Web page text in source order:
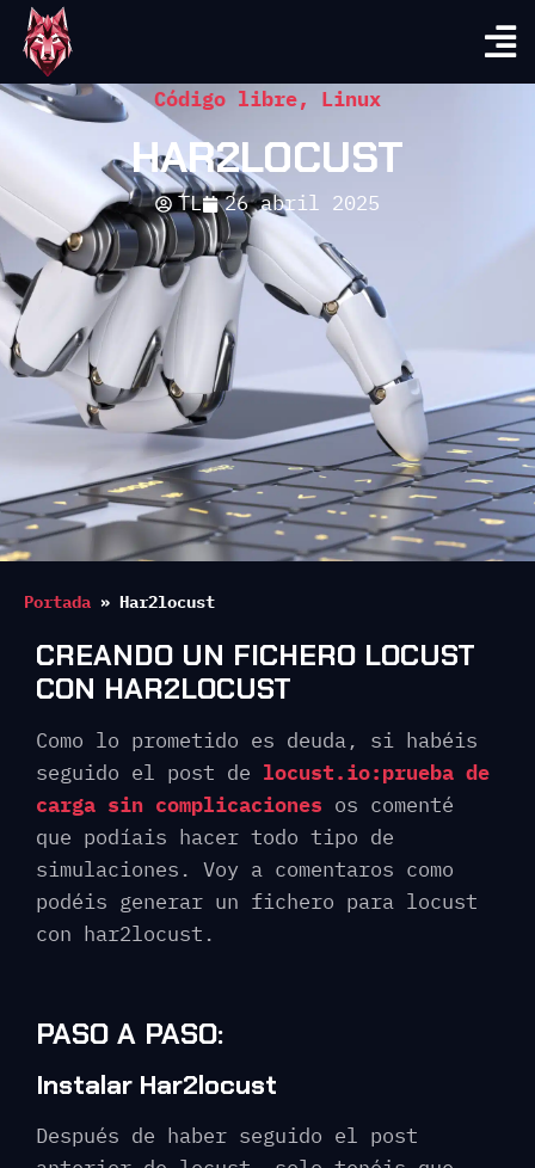
Código libre, Linux
HAR2LOCUST
TL 26 abril 2025
Portada » Har2locust
CREANDO UN FICHERO LOCUST
CON HAR2LOCUST
Como lo prometido es deuda, si habéis
seguido el post de locust.io:prueba de
carga sin complicaciones os comenté
que podíais hacer todo tipo de
simulaciones. Voy a comentaros como
podéis generar un fichero para locust
con har2locust.
PASO A PASO:
Instalar Har2locust
Después de haber seguido el post